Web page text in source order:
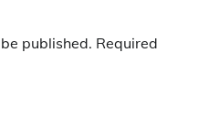
published. Required